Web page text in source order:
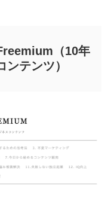
（10年
テンツ）